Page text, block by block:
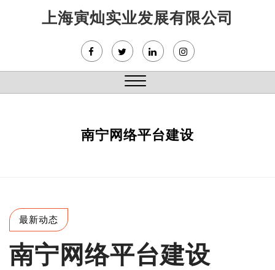
上海寅灿实业发展有限公司
Close
南宁网络平台建设
最新动态
南宁网络平台建设